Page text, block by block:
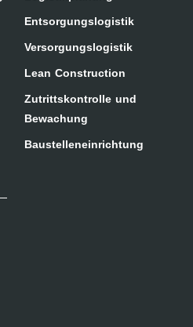
Entsorgungslogistik
Versorgungslogistik
Lean Construction
Zutrittskontrolle und
Bewachung
Baustelleneinrichtung